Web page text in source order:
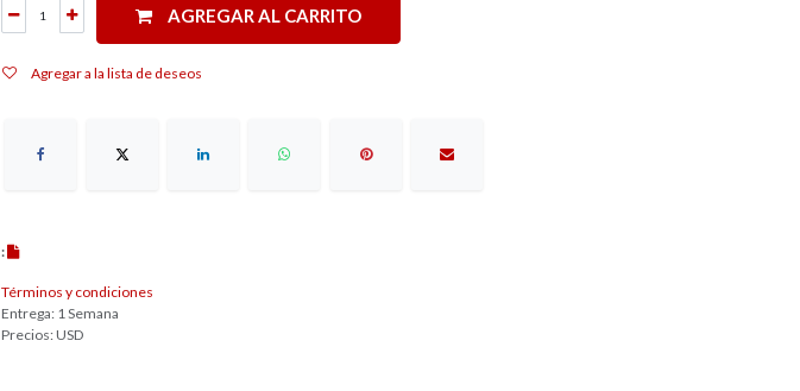
AGREGAR AL CARRITO
Agregar a la lista de deseos
:
Términos y condiciones
Entrega: 1 Semana
Precios: USD